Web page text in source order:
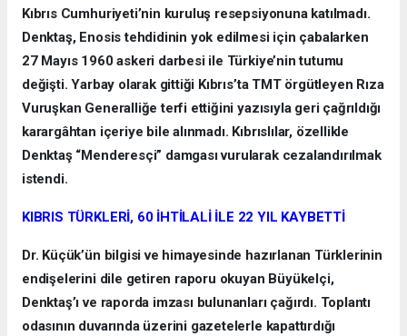
Kıbrıs Cumhuriyeti’nin kuruluş resepsiyonuna katılmadı.
Denktaş, Enosis tehdidinin yok edilmesi için çabalarken
27 Mayıs 1960 askeri darbesi ile Türkiye’nin tutumu
değişti. Yarbay olarak gittiği Kıbrıs’ta TMT örgütleyen Rıza
Vuruşkan Generalliğe terfi ettiğini yazısıyla geri çağrıldığı
karargâhtan içeriye bile alınmadı. Kıbrıslılar, özellikle
Denktaş “Menderesçi” damgası vurularak cezalandırılmak
istendi.
KIBRIS TÜRKLERİ, 60 İHTİLALİ İLE 22 YIL KAYBETTİ
Dr. Küçük’ün bilgisi ve himayesinde hazırlanan Türklerinin
endişelerini dile getiren raporu okuyan Büyükelçi,
Denktaş’ı ve raporda imzası bulunanları çağırdı. Toplantı
odasının duvarında üzerini gazetelerle kapattırdığı